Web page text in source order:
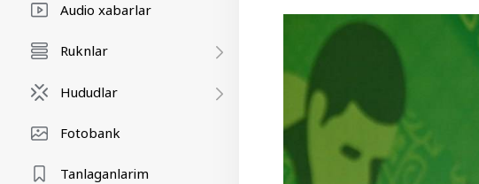
Audio xabarlar
Ruknlar
Hududlar
Fotobank
Tanlaganlarim